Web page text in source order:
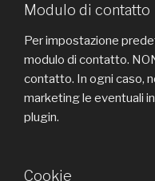
Modulo di contatto
Per impostazione
modulo di contatto.
contatto. In ogni caso,
marketing le eventuali
plugin.
Cookie